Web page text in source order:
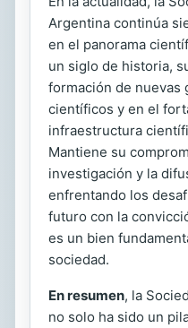
Argentina continúa
en el panorama
un siglo de historia,
formación de nuevas
científicos y en el
infraestructura
Mantiene su
investigación y la
enfrentando los
futuro con la
es un bien
sociedad.
En resumen, la
no solo ha sido un